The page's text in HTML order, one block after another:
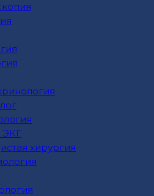
ЭКГ
хирургия
Доваторцев, 53Б
8 (8652) 99-88-55
19:00
17:00